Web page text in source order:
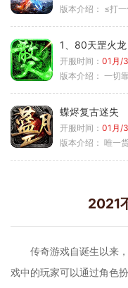
版本介绍： ≤打
1、80天罡火龙
开服时间： 01月/
版本介绍： 一切靠
蝶烬复古迷失
开服时间： 01月/
版本介绍： 唯一
2021
传奇游戏自诞生以来
戏中的玩家可以通过角色